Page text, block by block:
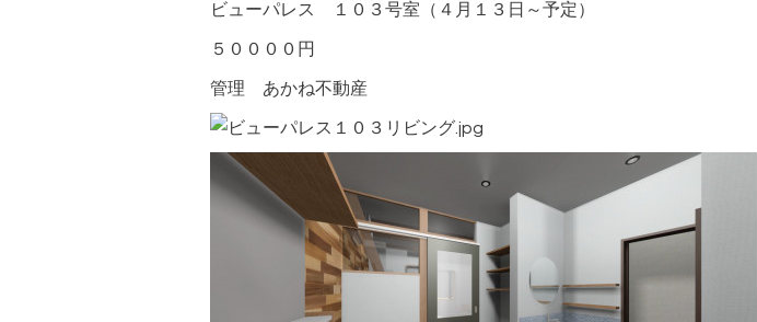
ビューパレス １０３号室（４月１３日～予定）
５００００円
管理 あかね不動産